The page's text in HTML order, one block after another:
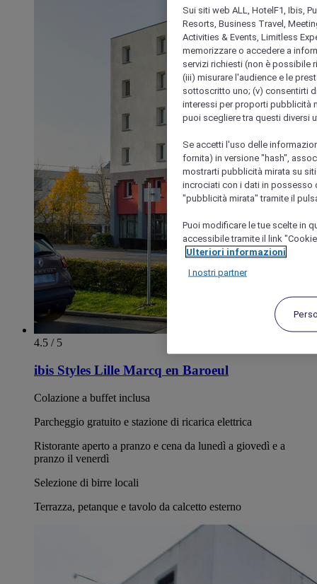
4.5 / 5
ibis Styles Lille Marcq en Baroeul
Colazione a buffet inclusa
Parcheggio gratuito e stazione di ricarica elettrica
Ristorante aperto a pranzo e cena da lunedì a giovedì e a
pranzo il venerdì
Selezione di birre locali
Terrazza, petanque e tavolo da calcetto esterno
Sui siti web ALL, HotelF1, Ibis,
Resorts, Business Travel,
Activities & Events, Limitless
memorizzare o accedere a
servizi richiesti (non è possibile
(iii) misurare l'audience e le
sottoscritto uno; (v) consentirti
interessi per proporti pubblicità
puoi scegliere tra questi diversi
Se accetti l'uso delle
fornita) in versione "hash",
mostrarti pubblicità mirata su
incrociati con i dati in possesso
"pubblicità mirata" tramite il
Puoi modificare le tue scelte in
accessibile tramite il link
Ulteriori informazioni
I nostri partner